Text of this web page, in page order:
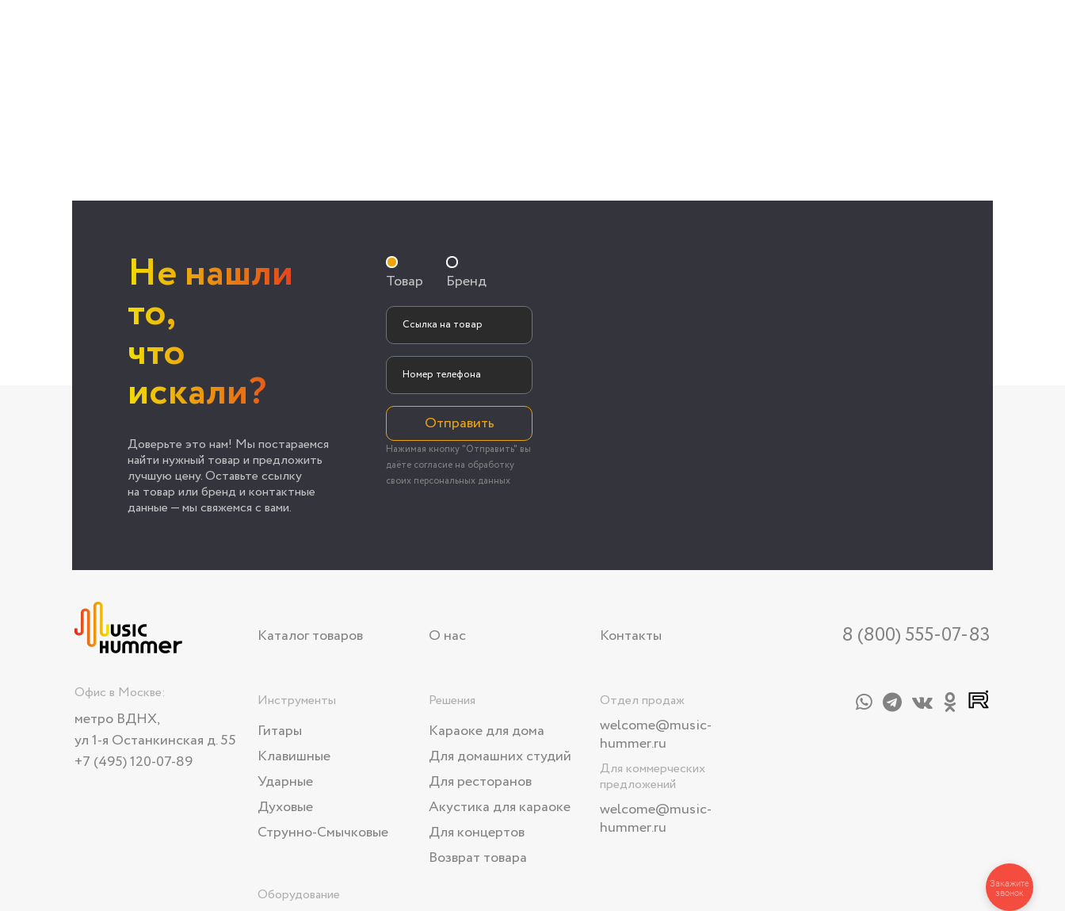
Не нашли
то,
что
искали?
Доверьте это нам! Мы постараемся
найти нужный товар и предложить
лучшую цену. Оставьте ссылку
на товар или бренд и контактные
данные — мы свяжемся с вами.
Товар Бренд
Отправить
Нажимая кнопку "Отправить" вы
даёте согласие на обработку
своих персональных данных
Каталог товаров О нас Контакты 8 (800) 555-07-83
Инструменты
Гитары
Клавишные
Ударные
Духовые
Струнно-Смычковые
Оборудование
Решения
Караоке для дома
Для домашних студий
Для ресторанов
Акустика для караоке
Для концертов
Возврат товара
Отдел продаж
welcome@music-
hummer.ru
Для коммерческих
предложений
welcome@music-
hummer.ru
Офис в Москве:
метро ВДНХ,
ул 1-я Останкинская д. 55
+7 (495) 120-07-89
Закажите
звонок